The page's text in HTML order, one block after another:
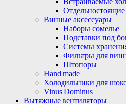
Встраиваемые
Винные аксессуары
Наборы сомелье
Подставки под
Системы
Фильтры для
Штопоры
Hand made
Холодильники для
Vinus Dominus
Вытяжные вентиляторы